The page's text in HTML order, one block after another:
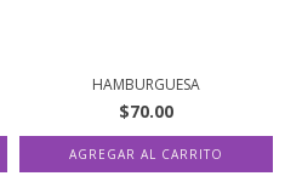
HAMBURGUESA
$70.00